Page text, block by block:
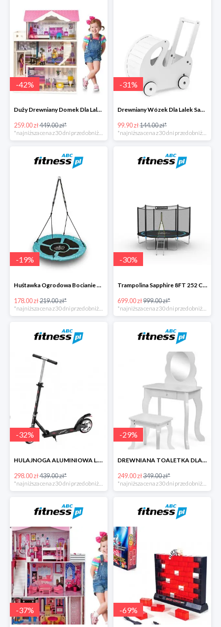
-42%
Duży Drewniany Domek Dla Lalek Z Akcesoriami -42%
259.00 zł449.00 zł*
*najniższa cena z 30 dni przed obniżką
-31%
Drewniany Wózek Dla Lalek Sapphire -31%
99.90 zł144.00 zł*
*najniższa cena z 30 dni przed obniżką
-19%
Huśtawka Ogrodowa Bocianie Gniazdo Sapphire -19%
178.00 zł219.00 zł*
-30%
Trampolina Sapphire 8FT 252 Cm + GRATISY -30%
699.00 zł999.00 zł*
-32%
HULAJNOGA ALUMINIOWA L.A. SPORTS SWIFT ZE STOPKĄ -141zł
298.00 zł439.00 zł*
*najniższa cena z 30 dni przed obniżką
-29%
DREWNIANA TOALETKA DLA DZIEWCZYNKI
249.00 zł349.00 zł*
*najniższa cena z 30 dni przed obniżką
-37% -69%